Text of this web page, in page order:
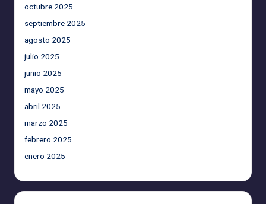
octubre 2025
septiembre 2025
agosto 2025
julio 2025
junio 2025
mayo 2025
abril 2025
marzo 2025
febrero 2025
enero 2025